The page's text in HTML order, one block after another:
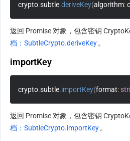
crypto.subtle.deriveKey(algorithm:
返回 Promise 对象，包含密钥
档：SubtleCrypto.deriveKey 。
importKey
crypto.subtle.importKey(format:
返回 Promise 对象，包含密钥
档：SubtleCrypto.importKey 。